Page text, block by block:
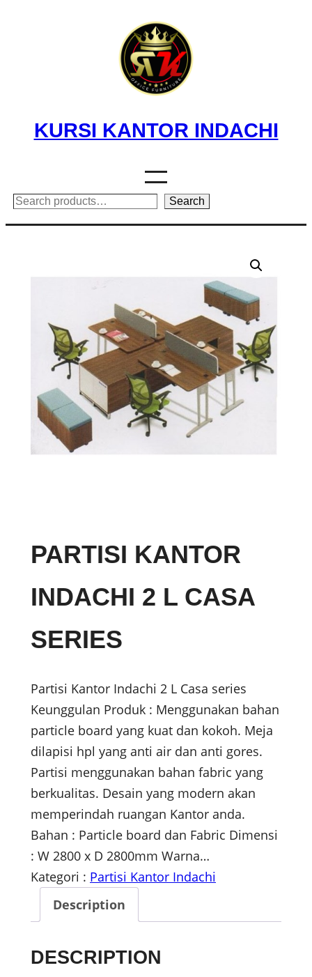
KURSI KANTOR INDACHI
Search Search
PARTISI KANTOR
INDACHI 2 L CASA
SERIES
Partisi Kantor Indachi 2 L Casa series
Keunggulan Produk : Menggunakan bahan
particle board yang kuat dan kokoh. Meja
dilapisi hpl yang anti air dan anti gores.
Partisi menggunakan bahan fabric yang
berkualitas. Desain yang modern akan
memperindah ruangan Kantor anda.
Bahan : Particle board dan Fabric Dimensi
: W 2800 x D 2800mm Warna…
Kategori : Partisi Kantor Indachi
Description
DESCRIPTION